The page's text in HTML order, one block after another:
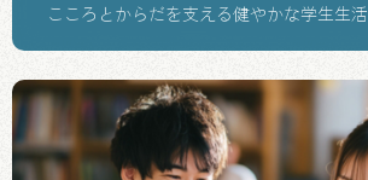
こころとからだを支える健やかな学生生活